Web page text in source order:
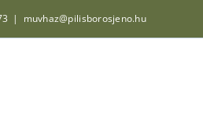
| muvhaz@pilisborosjeno.hu